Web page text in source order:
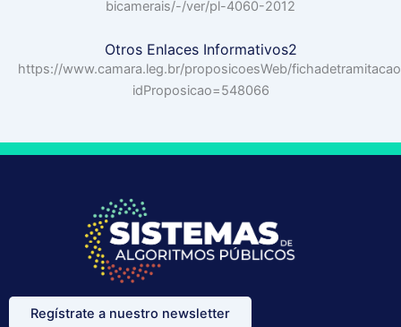
bicamerais/-/ver/pl-4060-2012
Otros Enlaces Informativos2
https://www.camara.leg.br/proposicoesWeb/
idProposicao=548066
Regístrate a nuestro newsletter